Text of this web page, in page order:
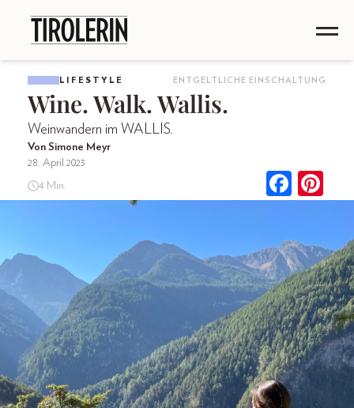
LIFESTYLE ENTGELTLICHE EINSCHALTUNG
Wine. Walk. Wallis.
Weinwandern im WALLIS.
Von Simone Meyr
28. April 2023
4 Min.